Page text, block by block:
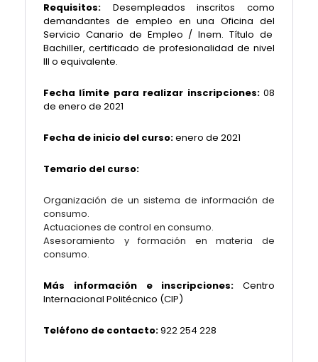
Requisitos: Desempleados inscritos como
demandantes de empleo en una Oficina del
Servicio Canario de Empleo / Inem. Título de
Bachiller, certificado de profesionalidad de nivel
III o equivalente.
Fecha límite para realizar inscripciones:08
de enero de 2021
Fecha de inicio del curso:enero de 2021
Temario del curso:
Organización de un sistema de información de
consumo.
Actuaciones de control en consumo.
Asesoramiento y formación en materia de
consumo.
Más información e inscripciones: Centro
Internacional Politécnico (CIP)
Teléfono de contacto:922 254 228